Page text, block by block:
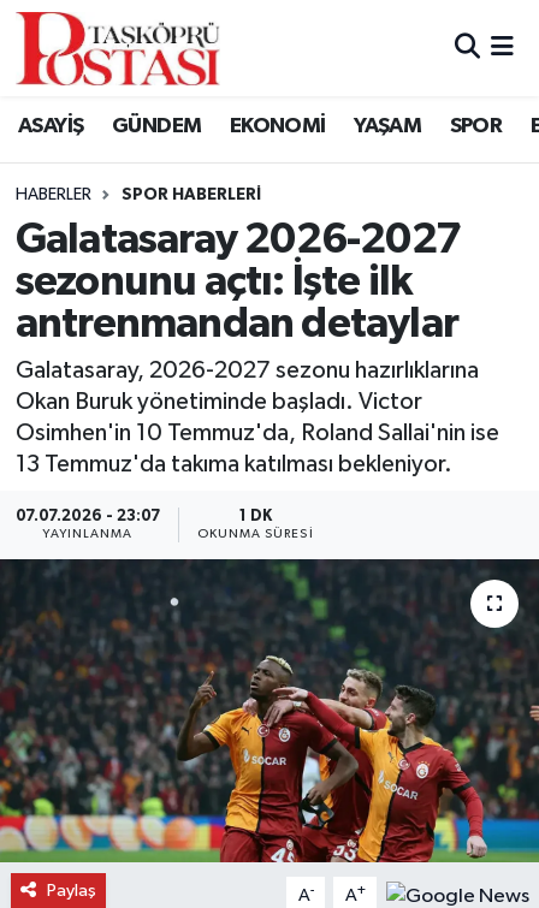
ASAYİŞ GÜNDEM EKONOMİ YAŞAM SPOR
HABERLER SPOR HABERLERI
Galatasaray 2026-2027
sezonunu açtı: İşte ilk
antrenmandan detaylar
Galatasaray, 2026-2027 sezonu hazırlıklarına
Okan Buruk yönetiminde başladı. Victor
Osimhen'in 10 Temmuz'da, Roland Sallai'nin ise
13 Temmuz'da takıma katılması bekleniyor.
07.07.2026 - 23:07
YAYINLANMA
1 DK
OKUNMA SÜRESI
Paylaş A- A+
Kastamonu Vefat Edenler
Araç Haberleri
Azdavay Haberleri
Bozkurt Haberleri
Çatalzeytin Haberleri
Cide Haberleri
Daday Haberleri
Devrekani Haberleri
Doğanyurt Haberleri
Hanönü Haberleri
İhsangazi Haberleri
İnebolu Haberleri